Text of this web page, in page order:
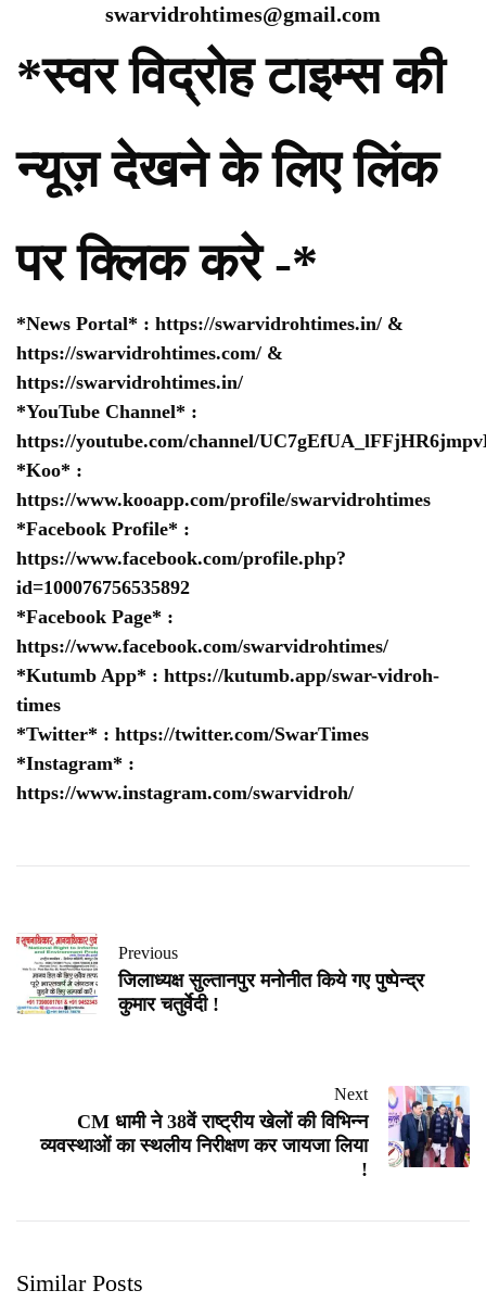
swarvidrohtimes@gmail.com
*स्वर विद्रोह टाइम्स की
न्यूज़ देखने के लिए लिंक
पर क्लिक करे -*
*News Portal* : https://swarvidrohtimes.in/ &
https://swarvidrohtimes.com/ &
https://swarvidrohtimes.in/
*YouTube Channel* :
https://youtube.com/channel/
*Koo* :
https://www.kooapp.com/profile/swarvidrohtimes
*Facebook Profile* :
https://www.facebook.com/profile.php?
id=100076756535892
*Facebook Page* :
https://www.facebook.com/swarvidrohtimes/
*Kutumb App* : https://kutumb.app/swar-vidroh-
times
*Twitter* : https://twitter.com/SwarTimes
*Instagram* :
https://www.instagram.com/swarvidroh/
Previous
जिलाध्यक्ष सुल्तानपुर मनोनीत किये गए पुष्पेन्द्र
कुमार चतुर्वेदी !
Next
CM धामी ने 38वें राष्ट्रीय खेलों की विभिन्न
व्यवस्थाओं का स्थलीय निरीक्षण कर जायजा लिया
!
Similar Posts